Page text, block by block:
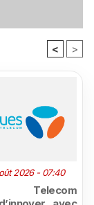
< >
2026 - 07:40
Telecom